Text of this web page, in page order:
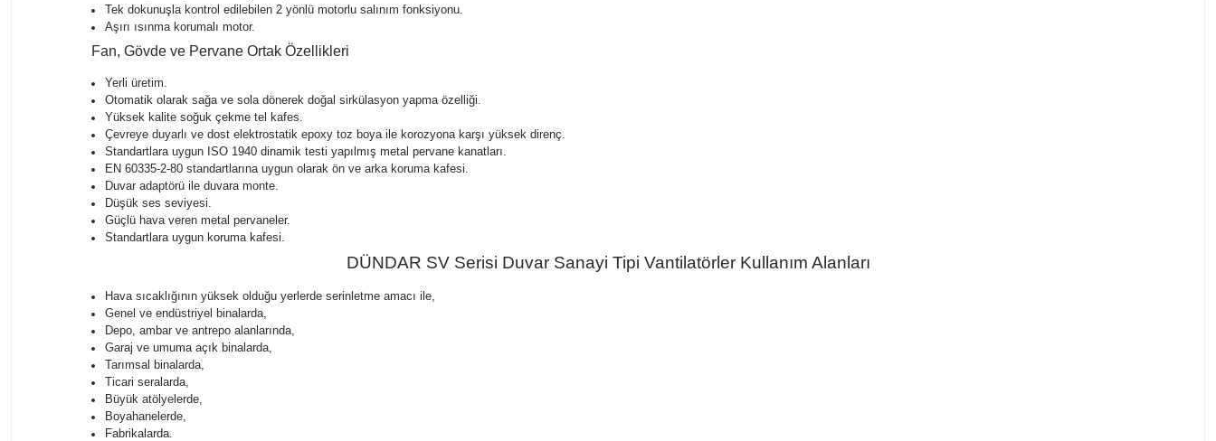
Tek dokunuşla kontrol edilebilen 2 yönlü motorlu salınım fonksiyonu.
Aşırı ısınma korumalı motor.
Fan, Gövde ve Pervane Ortak Özellikleri
Yerli üretim.
Otomatik olarak sağa ve sola dönerek doğal sirkülasyon yapma özelliği.
Yüksek kalite soğuk çekme tel kafes.
Çevreye duyarlı ve dost elektrostatik epoxy toz boya ile korozyona karşı yüksek direnç.
Standartlara uygun ISO 1940 dinamik testi yapılmış metal pervane kanatları.
EN 60335-2-80 standartlarına uygun olarak ön ve arka koruma kafesi.
Duvar adaptörü ile duvara monte.
Düşük ses seviyesi.
Güçlü hava veren metal pervaneler.
Standartlara uygun koruma kafesi.
DÜNDAR SV Serisi Duvar Sanayi Tipi Vantilatörler Kullanım Alanları
Hava sıcaklığının yüksek olduğu yerlerde serinletme amacı ile,
Genel ve endüstriyel binalarda,
Depo, ambar ve antrepo alanlarında,
Garaj ve umuma açık binalarda,
Tarımsal binalarda,
Ticari seralarda,
Büyük atölyelerde,
Boyahanelerde,
Fabrikalarda.